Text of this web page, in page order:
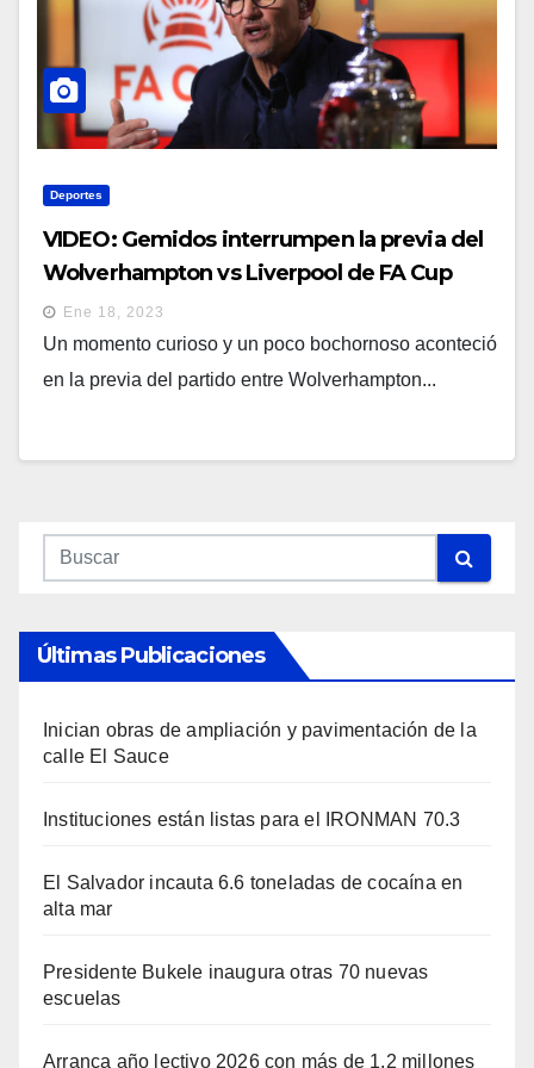
Deportes
VIDEO: Gemidos interrumpen la previa del
Wolverhampton vs Liverpool de FA Cup
transmitido por la BBC
Ene 18, 2023
Un momento curioso y un poco bochornoso aconteció
en la previa del partido entre Wolverhampton...
Últimas Publicaciones
Inician obras de ampliación y pavimentación de la
calle El Sauce
Instituciones están listas para el IRONMAN 70.3
El Salvador incauta 6.6 toneladas de cocaína en
alta mar
Presidente Bukele inaugura otras 70 nuevas
escuelas
Arranca año lectivo 2026 con más de 1.2 millones